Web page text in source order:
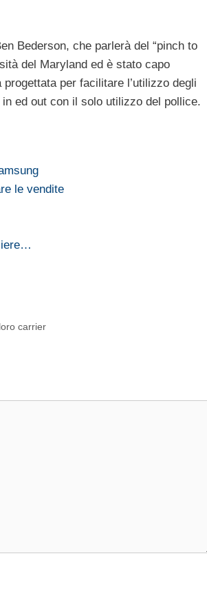
Bederson, che parlerà del “pinch to
del Maryland ed è stato capo
per facilitare l’utilizzo degli
ed out con il solo utilizzo del pollice.
le vendite
carrier